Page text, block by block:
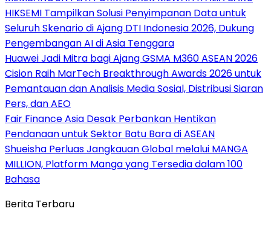
HIKSEMI Tampilkan Solusi Penyimpanan Data untuk
Seluruh Skenario di Ajang DTI Indonesia 2026, Dukung
Pengembangan AI di Asia Tenggara
Huawei Jadi Mitra bagi Ajang GSMA M360 ASEAN 2026
Cision Raih MarTech Breakthrough Awards 2026 untuk
Pemantauan dan Analisis Media Sosial, Distribusi Siaran
Pers, dan AEO
Fair Finance Asia Desak Perbankan Hentikan
Pendanaan untuk Sektor Batu Bara di ASEAN
Shueisha Perluas Jangkauan Global melalui MANGA
MILLION, Platform Manga yang Tersedia dalam 100
Bahasa
Berita Terbaru